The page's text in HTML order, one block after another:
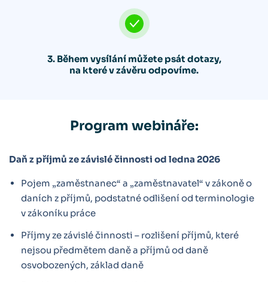
3. Během vysílání můžete psát dotazy,
na které v závěru odpovíme.
Program webináře:
Daň z příjmů ze závislé činnosti od ledna 2026
Pojem „zaměstnanec“ a „zaměstnavatel“ v zákoně o
daních z příjmů, podstatné odlišení od terminologie
v zákoníku práce
Příjmy ze závislé činnosti – rozlišení příjmů, které
nejsou předmětem daně a příjmů od daně
osvobozených, základ daně